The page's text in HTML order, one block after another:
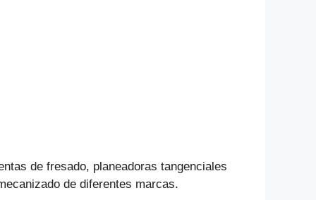
de fresado, planeadoras tangenciales
de diferentes marcas.